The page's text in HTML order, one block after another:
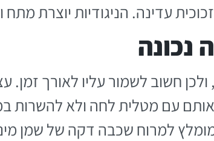
עדינה. הניגודיות יוצרת
נכונה
חשוב לשמור עליו לאורך זמן.
עם מטלית לחה ולא להשרות
מומלץ למרוח שכבה דקה של שמן